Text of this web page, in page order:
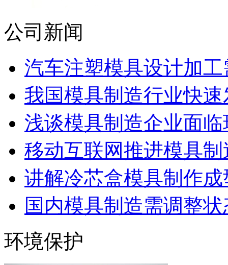
公司新闻
汽车注塑模具设计加
我国模具制造行业快
浅谈模具制造企业面
移动互联网推进模具
讲解冷芯盒模具制作
国内模具制造需调整
环境保护